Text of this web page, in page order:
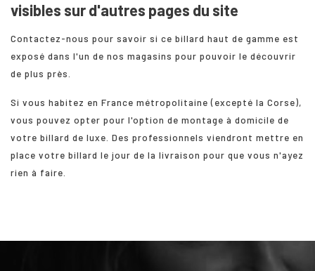
visibles sur d'autres pages du site
Contactez-nous pour savoir si ce billard haut de gamme est
exposé dans l'un de nos magasins pour pouvoir le découvrir
de plus près.
Si vous habitez en France métropolitaine (excepté la Corse),
vous pouvez opter pour l'option de montage à domicile de
votre billard de luxe. Des professionnels viendront mettre en
place votre billard le jour de la livraison pour que vous n'ayez
rien à faire.